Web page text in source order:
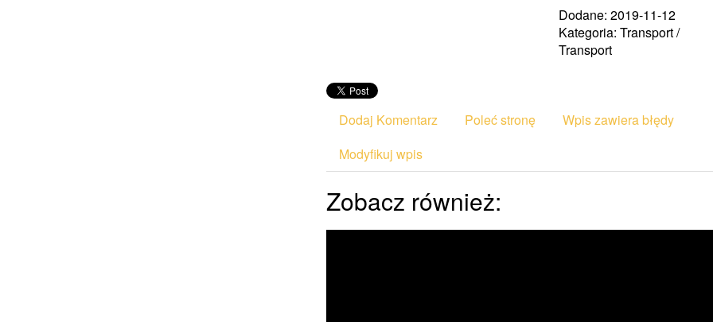
Dodane: 2019-11-12
Kategoria: Transport /
Transport
Dodaj Komentarz Poleć stronę
Wpis zawiera błędy
Modyfikuj wpis
Zobacz również: